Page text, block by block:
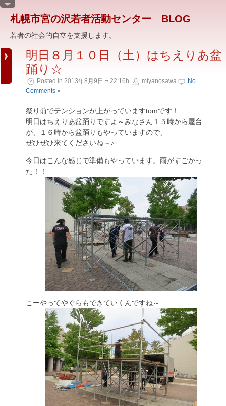
札幌市宮の沢若者活動センター BLOG
若者の社会的自立を支援します。
明日８月１０日（土）はちえりあ盆
踊り☆
Posted in 2013年8月9日 ¬ 22:16h. miyanosawa
No
Comments »
祭り前でテンションが上がっていますtomです！
明日はちえりあ盆踊りですよ～みなさん１５時から屋台
が、１６時から盆踊りもやっていますので、
ぜひぜひ来てくださいね～♪
今日はこんな感じで準備もやっています。雨がすごかっ
た！！
こーやってやぐらもできていくんですね～